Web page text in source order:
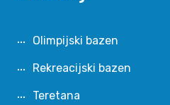
Olimpijski bazen
Rekreacijski bazen
Teretana